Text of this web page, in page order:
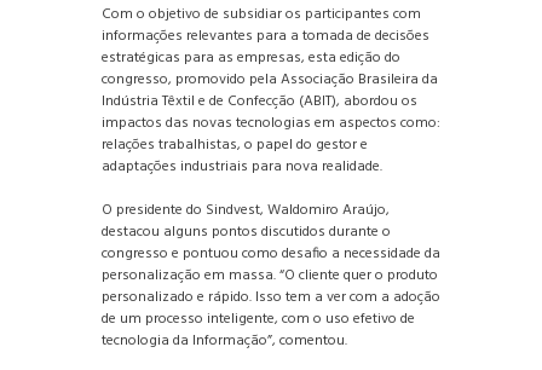
Com o objetivo de subsidiar os participantes com
informações relevantes para a tomada de decisões
estratégicas para as empresas, esta edição do
congresso, promovido pela Associação Brasileira da
Indústria Têxtil e de Confecção (ABIT), abordou os
impactos das novas tecnologias em aspectos como:
relações trabalhistas, o papel do gestor e
adaptações industriais para nova realidade.
O presidente do Sindvest, Waldomiro Araújo,
destacou alguns pontos discutidos durante o
congresso e pontuou como desafio a necessidade da
personalização em massa. “O cliente quer o produto
personalizado e rápido. Isso tem a ver com a adoção
de um processo inteligente, com o uso efetivo de
tecnologia da Informação”, comentou.